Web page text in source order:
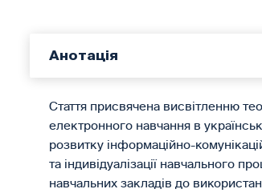
Анотація
Стаття присвячена висвітленню
електронного навчання в
розвитку інформаційно-
та індивідуалізації навчального
навчальних закладів до